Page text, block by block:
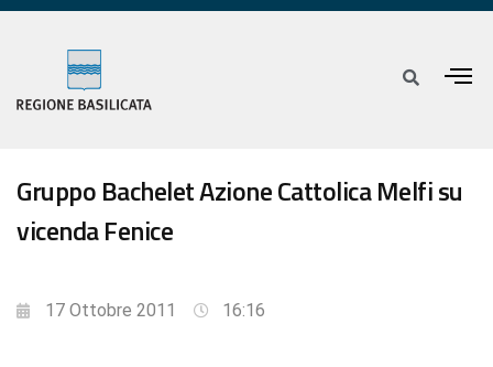
Gruppo Bachelet Azione Cattolica Melfi su
vicenda Fenice
17 Ottobre 2011 16:16